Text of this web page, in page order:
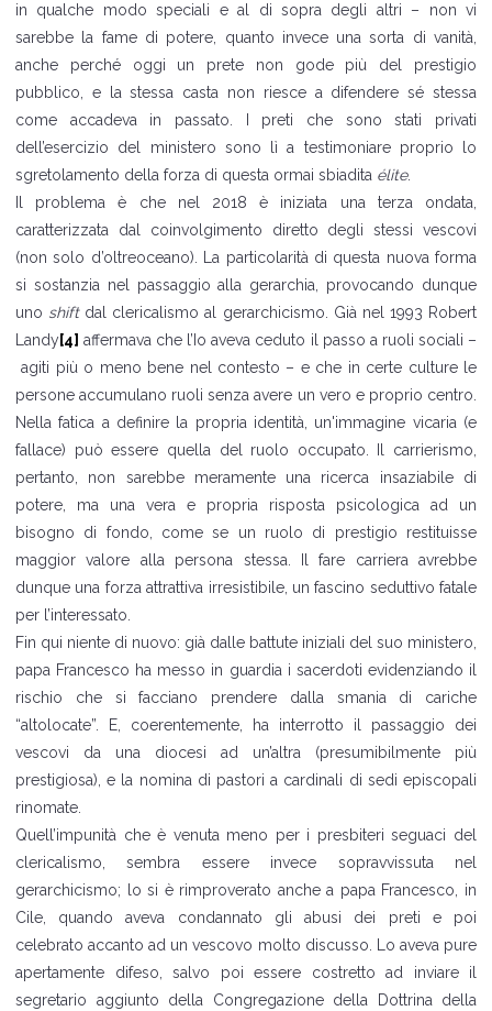
in qualche modo speciali e al di sopra degli altri – non vi
sarebbe la fame di potere, quanto invece una sorta di vanità,
anche perché oggi un prete non gode più del prestigio
pubblico, e la stessa casta non riesce a difendere sé stessa
come accadeva in passato. I preti che sono stati privati
dell’esercizio del ministero sono lì a testimoniare proprio lo
sgretolamento della forza di questa ormai sbiadita élite.
Il problema è che nel 2018 è iniziata una terza ondata,
caratterizzata dal coinvolgimento diretto degli stessi vescovi
(non solo d’oltreoceano). La particolarità di questa nuova forma
si sostanzia nel passaggio alla gerarchia, provocando dunque
uno shift dal clericalismo al gerarchicismo. Già nel 1993 Robert
Landy[4] affermava che l’Io aveva ceduto il passo a ruoli sociali –
agiti più o meno bene nel contesto – e che in certe culture le
persone accumulano ruoli senza avere un vero e proprio centro.
Nella fatica a definire la propria identità, un'immagine vicaria (e
fallace) può essere quella del ruolo occupato. Il carrierismo,
pertanto, non sarebbe meramente una ricerca insaziabile di
potere, ma una vera e propria risposta psicologica ad un
bisogno di fondo, come se un ruolo di prestigio restituisse
maggior valore alla persona stessa. Il fare carriera avrebbe
dunque una forza attrattiva irresistibile, un fascino seduttivo fatale
per l’interessato.
Fin qui niente di nuovo: già dalle battute iniziali del suo ministero,
papa Francesco ha messo in guardia i sacerdoti evidenziando il
rischio che si facciano prendere dalla smania di cariche
“altolocate”. E, coerentemente, ha interrotto il passaggio dei
vescovi da una diocesi ad un’altra (presumibilmente più
prestigiosa), e la nomina di pastori a cardinali di sedi episcopali
rinomate.
Quell’impunità che è venuta meno per i presbiteri seguaci del
clericalismo, sembra essere invece sopravvissuta nel
gerarchicismo; lo si è rimproverato anche a papa Francesco, in
Cile, quando aveva condannato gli abusi dei preti e poi
celebrato accanto ad un vescovo molto discusso. Lo aveva pure
apertamente difeso, salvo poi essere costretto ad inviare il
segretario aggiunto della Congregazione della Dottrina della